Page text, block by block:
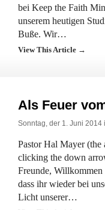
bei Keep the Faith
unserem heutigen
Buße. Wir…
View This Article →
Als Feuer
Sonntag, der 1. Juni 2014
Pastor Hal Mayer (the
clicking the down
Freunde,
dass ihr wieder bei
Licht unserer…